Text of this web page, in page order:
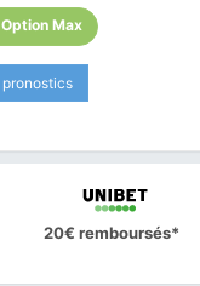
Option Max
pronostics
20€ remboursés*